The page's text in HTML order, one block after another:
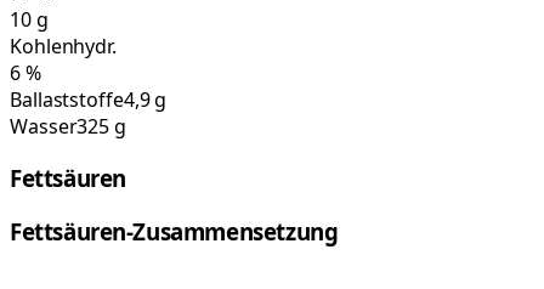
10g
Kohlenhydr.
6%
Ballaststoffe4,9 g
Wasser325 g
Fettsäuren
Fettsäuren-Zusammensetzung